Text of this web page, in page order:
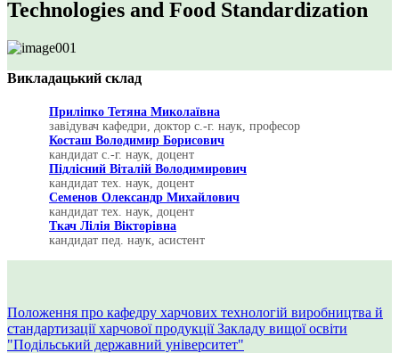
Technologies and Food Standardization
Викладацький склад
Приліпко Тетяна Миколаївна
завідувач кафедри, доктор с.-г. наук, професор
Косташ Володимир Борисович
кандидат с.-г. наук, доцент
Підлісний Віталій Володимирович
кандидат тех. наук, доцент
Семенов Олександр Михайлович
кандидат тех. наук, доцент
Ткач Лілія Вікторівна
кандидат пед. наук, асистент
Положення про кафедру харчових технологій виробництва й
стандартизації харчової продукції Закладу вищої освіти
"Подільський державний університет"